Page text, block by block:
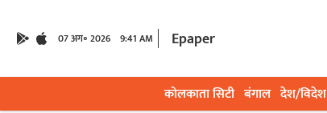
07 अग॰ 2026 9:41 AM Epaper
कोलकाता सिटी बंगाल देश/विदेश